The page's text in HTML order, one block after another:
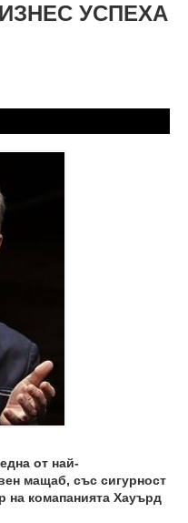
УСПЕХА
от най-
мащаб, със сигурност
на комапанията Хауърд